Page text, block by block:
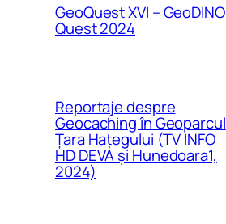
GeoQuest XVI – GeoDINO
Quest 2024
Reportaje despre
Geocaching în Geoparcul
Țara Hațegului (TV INFO
HD DEVA și Hunedoara1,
2024)